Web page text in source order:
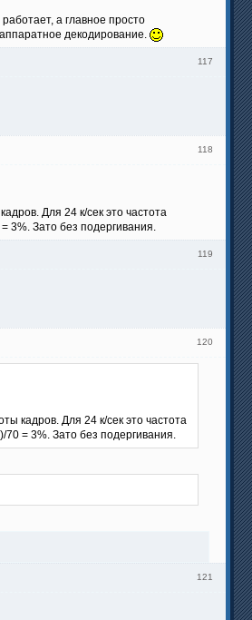
а главное просто
декодирование.
117
118
Для 24 к/сек это частота
3%. Зато без подергивания.
119
120
кадров. Для 24 к/сек это частота
= 3%. Зато без подергивания.
121